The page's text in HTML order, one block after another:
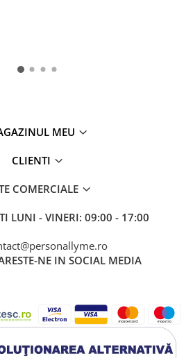
MEU
CLIENTI
COMERCIALE
LUNI - VINERI: 09:00 - 17:00
NE IN SOCIAL MEDIA